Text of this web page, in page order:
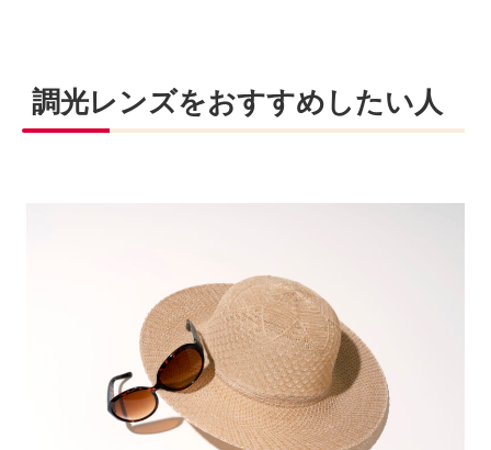
調光レンズをおすすめしたい人